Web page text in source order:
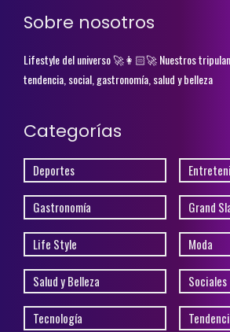
Sobre nosotros
Lifestyle del universo 🚀👩🏻‍🚀 Nuestros
tendencia, social, gastronomía, salud y belleza
Categorías
Deportes
Gastronomía Grand
Life Style Moda
Salud y Belleza Sociales
Tecnología